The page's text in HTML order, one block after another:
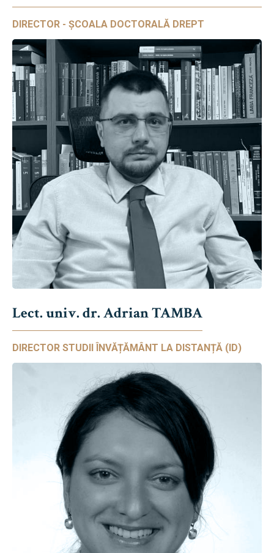
DIRECTOR - ȘCOALA DOCTORALĂ DREPT
Lect. univ. dr. Adrian TAMBA
DIRECTOR STUDII ÎNVĂȚĂMÂNT LA DISTANȚĂ (ID)